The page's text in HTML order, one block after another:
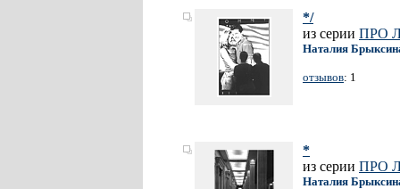
*/
из серии ПРО
Наталия
отзывов: 1
*
из серии ПРО
Наталия